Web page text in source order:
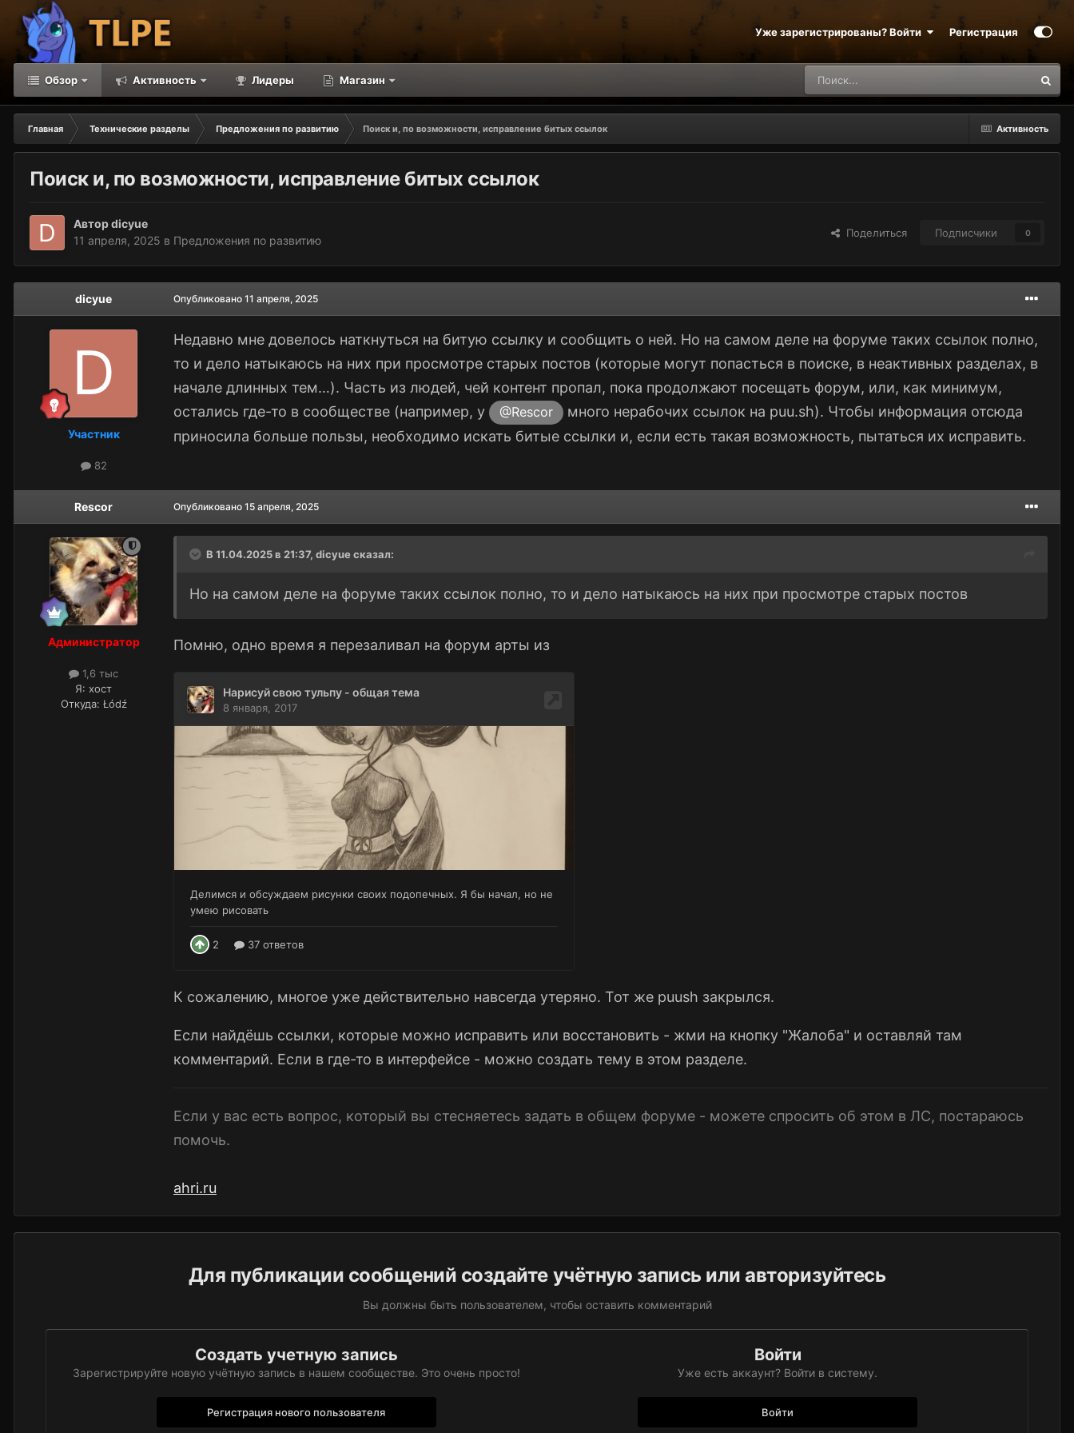
Уже зарегистрированы? Войти Регистрация
Обзор Активность Лидеры Магазин
Активность
Главная Технические разделы Предложения по развитию Поиск и, по возможности, исправление битых ссылок
Поиск и, по возможности, исправление битых ссылок
Авторdicyue
11 апреля, 2025 в Предложения по развитию
Поделиться Подписчики 0
dicyue
Участник
82
Опубликовано 11 апреля, 2025
Недавно мне довелось наткнуться на битую ссылку и сообщить о ней. Но на самом деле на форуме таких ссылок полно,
то и дело натыкаюсь на них при просмотре старых постов (которые могут попасться в поиске, в неактивных разделах, в
начале длинных тем…). Часть из людей, чей контент пропал, пока продолжают посещать форум, или, как минимум,
остались где-то в сообществе (например, у
@Rescor
много нерабочих ссылок на puu.sh). Чтобы информация отсюда
приносила больше пользы, необходимо искать битые ссылки и, если есть такая возможность, пытаться их исправить.
Rescor
Администратор
1,6 тыс
Я: хост
Откуда: Łódź
Опубликовано 15 апреля, 2025
В 11.04.2025 в 21:37, dicyueсказал:
Но на самом деле на форуме таких ссылок полно, то и дело натыкаюсь на них при просмотре старых постов
Помню, одно время я перезаливал на форум арты из
К сожалению, многое уже действительно навсегда утеряно. Тот же puush закрылся.
Если найдёшь ссылки, которые можно исправить или восстановить - жми на кнопку "Жалоба" и оставляй там
комментарий. Если в где-то в интерфейсе - можно создать тему в этом разделе.
Если у вас есть вопрос, который вы стесняетесь задать в общем форуме - можете спросить об этом в ЛС, постараюсь
помочь.
ahri.ru
Для публикации сообщений создайте учётную запись или авторизуйтесь
Вы должны быть пользователем, чтобы оставить комментарий
Создать учетную запись
Зарегистрируйте новую учётную запись в нашем сообществе. Это очень просто!
Регистрация нового пользователя
Войти
Уже есть аккаунт? Войти в систему.
Войти